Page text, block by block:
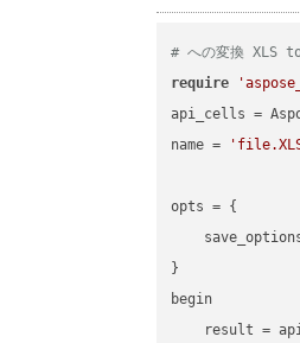
# への変換 XLS
require
api_cells =
name =
opts = {
}
begin
result =